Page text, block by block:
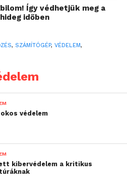
az összes windowsos
fájlokat akarja-e
a védelem azonnal
folyamatokat, és minderről
technológia különlegessége
modul
mellett is működik, és
vagy felhő alapú
Így védhetjük meg a
időben
, SZÁMÍTÓGÉP, VÉDELEM,
védelem
kibervédelem a kritikus